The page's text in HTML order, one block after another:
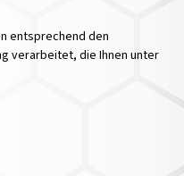
entsprechend den
verarbeitet, die Ihnen unter